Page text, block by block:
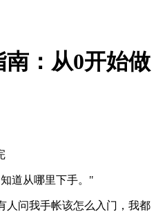
：从0开始做
道从哪里下手。"
人问我手帐该怎么入门，我都